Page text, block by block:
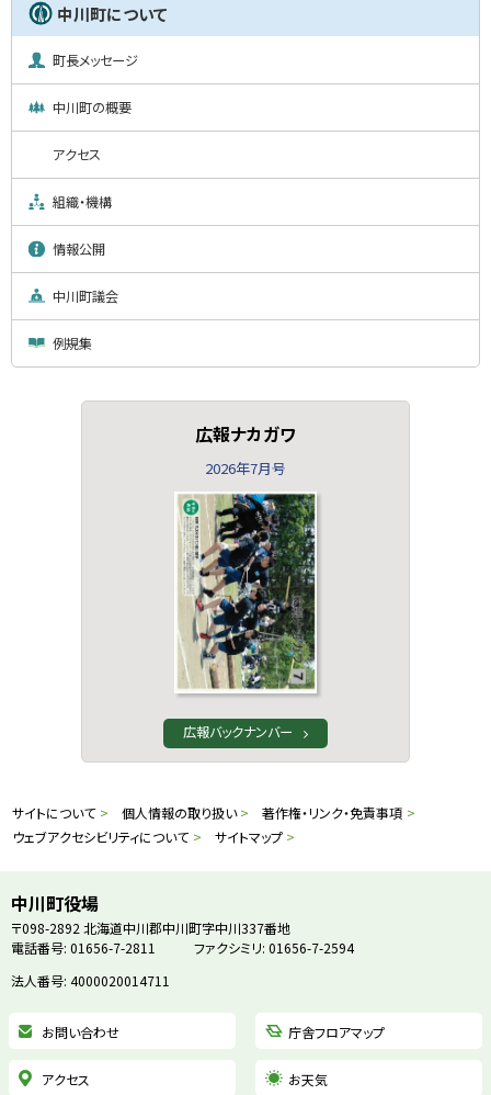
中川町について
町長メッセージ
中川町の概要
アクセス
組織・機構
情報公開
中川町議会
例規集
広報ナカガワ
2026年7月号
広報バックナンバー
文
る
メ
ニ
サ
ト
情
サイトについて 個人情報の取り扱い
著作権・リンク・免責事項
ウェブアクセシビリティについて
サイトマップ
中川町役場
〒098-2892 北海道中川郡中川町字中川337番地
電話番号: 01656-7-2811
ファクシミリ: 01656-7-2594
法人番号: 4000020014711
お問い合わせ 庁舎フロアマップ
アクセス お天気